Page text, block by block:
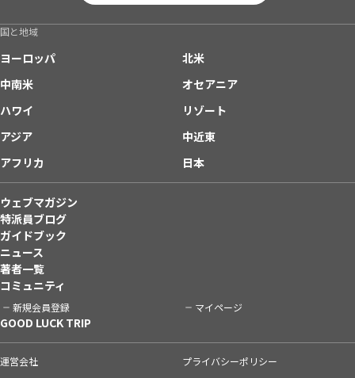
国と地域
ヨーロッパ
北米
中南米
オセアニア
ハワイ
リゾート
アジア
中近東
アフリカ
日本
ウェブマガジン
特派員ブログ
ガイドブック
ニュース
著者一覧
コミュニティ
新規会員登録 マイページ
GOOD LUCK TRIP
運営会社
プライバシーポリシー